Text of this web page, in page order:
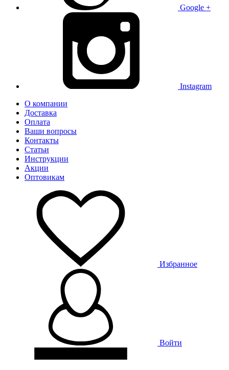
Google +
Instagram
О компании
Доставка
Оплата
Ваши вопросы
Контакты
Статьи
Инструкции
Акции
Оптовикам
Избранное
Войти